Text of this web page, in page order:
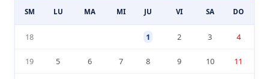
SM LU MA MI JU VI SA DO
18 1 2 3 4
19 5 6 7 8 9 10 11